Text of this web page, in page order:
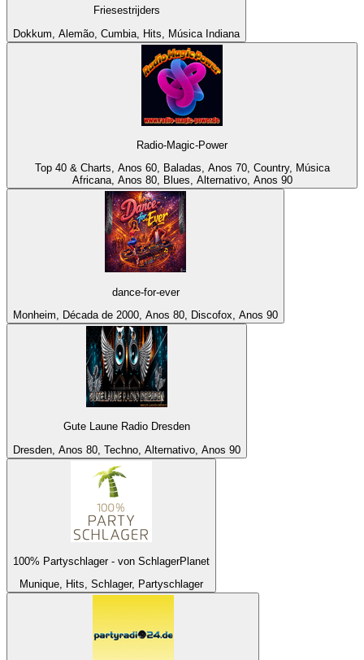
Friesestrijders
Dokkum, Alemão, Cumbia, Hits, Música Indiana
Radio-Magic-Power
Top 40 & Charts, Anos 60, Baladas, Anos 70, Country, Música
Africana, Anos 80, Blues, Alternativo, Anos 90
dance-for-ever
Monheim, Década de 2000, Anos 80, Discofox, Anos 90
Gute Laune Radio Dresden
Dresden, Anos 80, Techno, Alternativo, Anos 90
100% Partyschlager - von SchlagerPlanet
Munique, Hits, Schlager, Partyschlager